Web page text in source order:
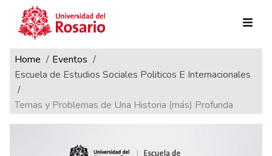
Pasar al contenido principal
Ruta de navegación
Home
Eventos
Escuela de Estudios Sociales Politicos E Internacionales
Temas y Problemas de Una Historia (más) Profunda